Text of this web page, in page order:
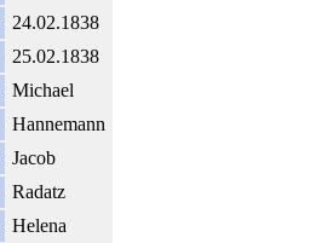
24.02.1838
25.02.1838
Michael
Hannemann
Jacob
Radatz
Helena